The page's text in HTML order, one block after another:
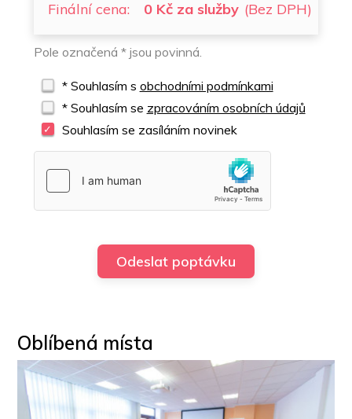
Finální cena: 0 Kč za služby (Bez DPH)
Pole označená * jsou povinná.
* Souhlasím s obchodními podmínkami
* Souhlasím se zpracováním osobních údajů
Souhlasím se zasíláním novinek
Oblíbená místa